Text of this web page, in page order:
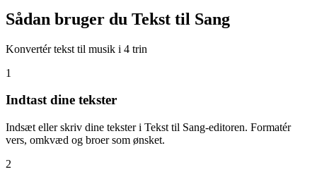
Sådan bruger du Tekst til Sang
Konvertér tekst til musik i 4 trin
1
Indtast dine tekster
Indsæt eller skriv dine tekster i Tekst til Sang-editoren. Formatér
vers, omkvæd og broer som ønsket.
2